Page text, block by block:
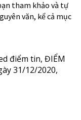
tham khảo và tự
văn, kể cả mục
điểm tin, ĐIỂM
31/12/2020,